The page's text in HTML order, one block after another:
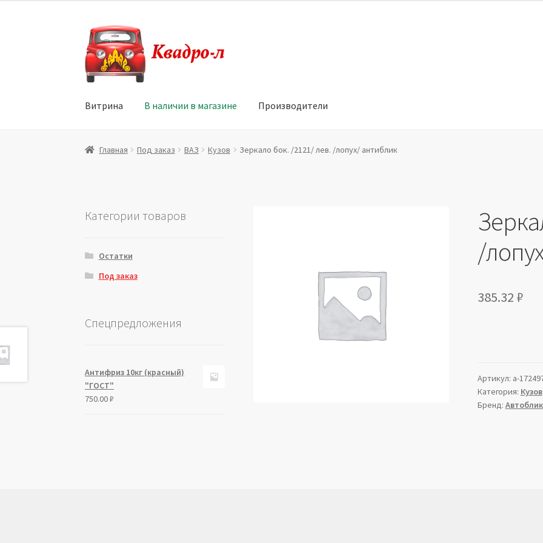
Перейти
к
навигации
Перейти
к
содержимому
Витрина В наличии в магазине Производители
Главная Витрина Мой аккаунт Политика в отношении обработки персональных данных
Главная Под заказ ВАЗ Кузов Зеркало бок. /2121/ лев. /лопух/ антиблик
/
385.32 ₽
Артикул: a-
Категория: Кузов
Бренд:
Категории товаров
Остатки
Под заказ
Спецпредложения
Антифриз 10кг (красный)
"ГОСТ"
750.00₽